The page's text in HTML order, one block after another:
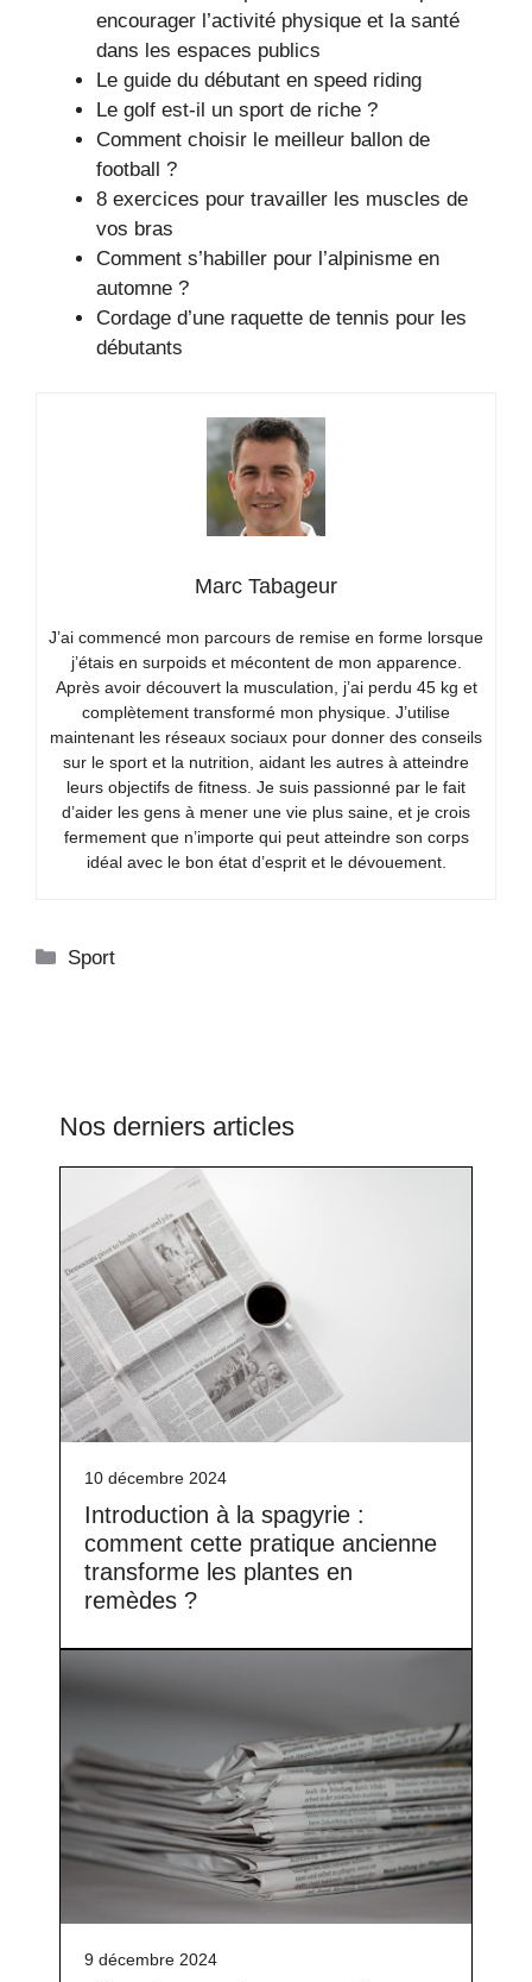
encourager l’activité physique et la santé
dans les espaces publics
Le guide du débutant en speed riding
Le golf est-il un sport de riche ?
Comment choisir le meilleur ballon de
football ?
8 exercices pour travailler les muscles de
vos bras
Comment s’habiller pour l’alpinisme en
automne ?
Cordage d’une raquette de tennis pour les
débutants
Marc Tabageur
J’ai commencé mon parcours de remise en forme lorsque
j’étais en surpoids et mécontent de mon apparence.
Après avoir découvert la musculation, j’ai perdu 45 kg et
complètement transformé mon physique. J’utilise
maintenant les réseaux sociaux pour donner des conseils
sur le sport et la nutrition, aidant les autres à atteindre
leurs objectifs de fitness. Je suis passionné par le fait
d’aider les gens à mener une vie plus saine, et je crois
fermement que n’importe qui peut atteindre son corps
idéal avec le bon état d’esprit et le dévouement.
Catégories
Sport
Nos derniers articles
10 décembre 2024
Introduction à la spagyrie :
comment cette pratique ancienne
transforme les plantes en
remèdes ?
9 décembre 2024